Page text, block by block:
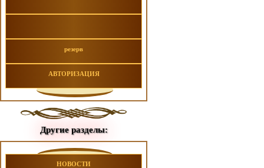
резерв
АВТОРИЗАЦИЯ
Другие разделы:
НОВОСТИ